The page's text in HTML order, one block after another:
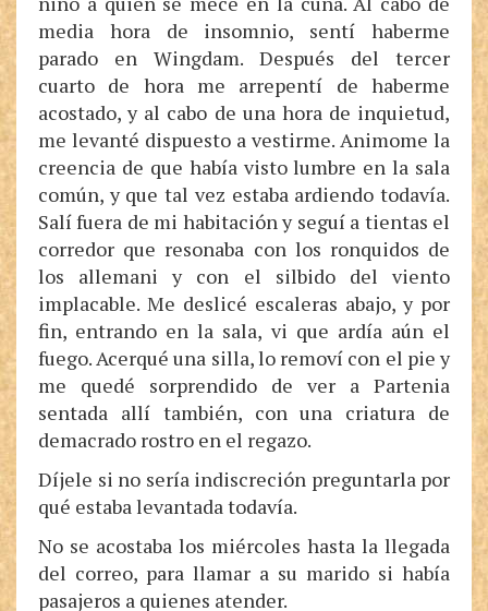
media hora de insomnio, sentí haberme
parado en Wingdam. Después del tercer
cuarto de hora me arrepentí de haberme
acostado, y al cabo de una hora de inquietud,
me levanté dispuesto a vestirme. Animome la
creencia de que había visto lumbre en la sala
común, y que tal vez estaba ardiendo todavía.
Salí fuera de mi habitación y seguí a tientas el
corredor que resonaba con los ronquidos de
los allemani y con el silbido del viento
implacable. Me deslicé escaleras abajo, y por
fin, entrando en la sala, vi que ardía aún el
fuego. Acerqué una silla, lo removí con el pie y
me quedé sorprendido de ver a Partenia
sentada allí también, con una criatura de
demacrado rostro en el regazo.
Díjele si no sería indiscreción preguntarla por
qué estaba levantada todavía.
No se acostaba los miércoles hasta la llegada
del correo, para llamar a su marido si había
pasajeros a quienes atender.